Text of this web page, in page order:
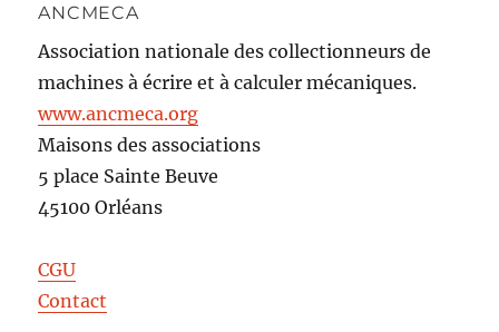
ANCMECA
Association nationale des collectionneurs de
machines à écrire et à calculer mécaniques.
www.ancmeca.org
Maisons des associations
5 place Sainte Beuve
45100 Orléans
CGU
Contact